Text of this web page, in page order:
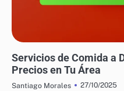
Servicios de Comida a
Precios en Tu Área
Santiago Morales
27/10/2025